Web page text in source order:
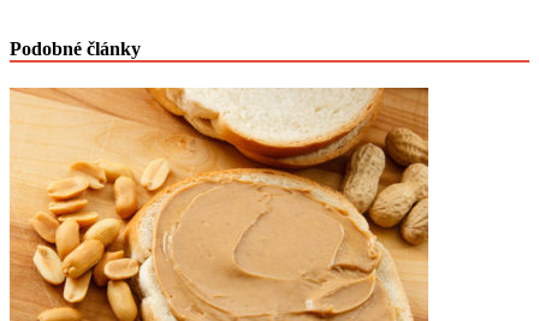
Podobné články